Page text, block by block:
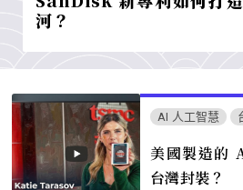
河？
AI 人工智慧
美國製造的
台灣封裝？